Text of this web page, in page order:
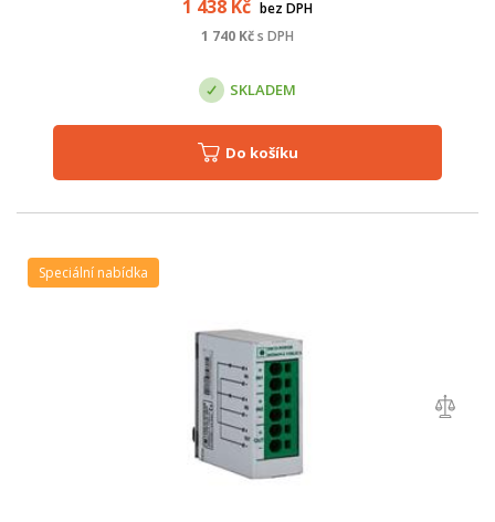
1 438 Kč bez DPH
1 740 Kčs DPH
SKLADEM
Do košíku
Speciální nabídka